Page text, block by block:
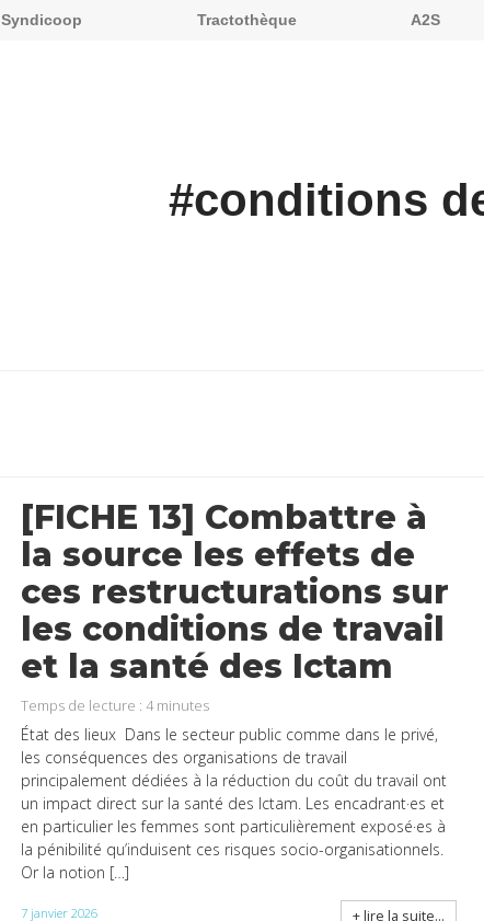
Syndicoop Tractothèque A2S
#conditions
[FICHE 13] Combattre à
la source les effets de
ces restructurations sur
les conditions de travail
et la santé des Ictam
Temps de lecture : 4 minutes
État des lieux Dans le secteur public comme dans le privé,
les conséquences des organisations de travail
principalement dédiées à la réduction du coût du travail ont
un impact direct sur la santé des Ictam. Les encadrant·es et
en particulier les femmes sont particulièrement exposé·es à
la pénibilité qu’induisent ces risques socio-organisationnels.
Or la notion […]
7 janvier 2026 + lire la suite...